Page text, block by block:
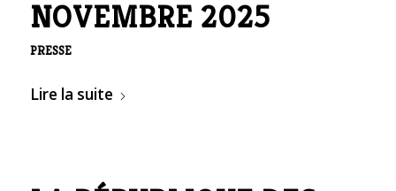
NOVEMBRE 2025
PRESSE
Lire la suite